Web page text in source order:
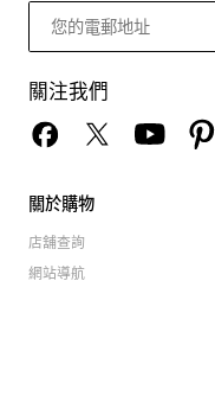
關注我們
關於購物
店舖查詢
網站導航